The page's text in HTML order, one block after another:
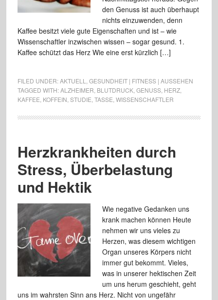
den Genuss ist auch überhaupt
nichts einzuwenden, denn
Kaffee besitzt viele gute Eigenschaften und ist – wie
Wissenschaftler inzwischen wissen – sogar gesund. 1.
Kaffee schützt das Herz Wie eine erst kürzlich […]
FILED UNDER:AKTUELL
GESUNDHEIT | FITNESS | AUSSEHEN
TAGGED WITH:ALZHEIMER BLUTDRUCK, GENUSS , HERZ,
KAFFEE KOFFEIN STUDIE TASSE WISSENSCHAFTLER
Herzkrankheiten durch
Stress, Überbelastung
und Hektik
Wie negative Gedanken uns
krank machen können Heute
nehmen wir uns vieles zu
Herzen, was diesem wichtigen
Organ unseres Körpers nicht
immer gut bekommt. Vieles,
was in unserer hektischen Zeit
um uns herum geschieht, geht
uns im wahrsten Sinn ans Herz. Nicht von ungefähr